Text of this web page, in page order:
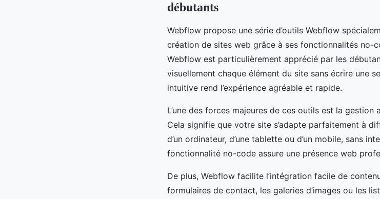
débutants
Webflow propose une série d’outils Webflow
création de sites web grâce à ses fonctionnalités no-
Webflow est particulièrement apprécié par les
visuellement chaque élément du site sans écrire une
intuitive rend l’expérience agréable et rapide.
L’une des forces majeures de ces outils est la
Cela signifie que votre site s’adapte parfaitement à
d’un ordinateur, d’une tablette ou d’un mobile, sans
fonctionnalité no-code assure une présence web
De plus, Webflow facilite l’intégration facile de
formulaires de contact, les galeries d’images ou les